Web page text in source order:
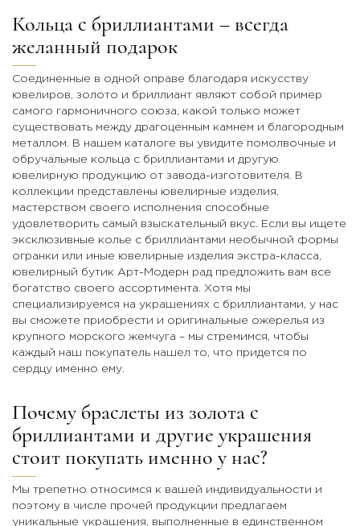
Кольца с бриллиантами – всегда
желанный подарок
Соединенные в одной оправе благодаря искусству
ювелиров, золото и бриллиант являют собой пример
самого гармоничного союза, какой только может
существовать между драгоценным камнем и благородным
металлом. В нашем каталоге вы увидите помолвочные и
обручальные кольца с бриллиантами и другую
ювелирную продукцию от завода-изготовителя. В
коллекции представлены ювелирные изделия,
мастерством своего исполнения способные
удовлетворить самый взыскательный вкус. Если вы ищете
эксклюзивные колье с бриллиантами необычной формы
огранки или иные ювелирные изделия экстра-класса,
ювелирный бутик Арт-Модерн рад предложить вам все
богатство своего ассортимента. Хотя мы
специализируемся на украшениях с бриллиантами, у нас
вы сможете приобрести и оригинальные ожерелья из
крупного морского жемчуга – мы стремимся, чтобы
каждый наш покупатель нашел то, что придется по
сердцу именно ему.
Почему браслеты из золота с
бриллиантами и другие украшения
стоит покупать именно у нас?
Мы трепетно относимся к вашей индивидуальности и
поэтому в числе прочей продукции предлагаем
уникальные украшения, выполненные в единственном